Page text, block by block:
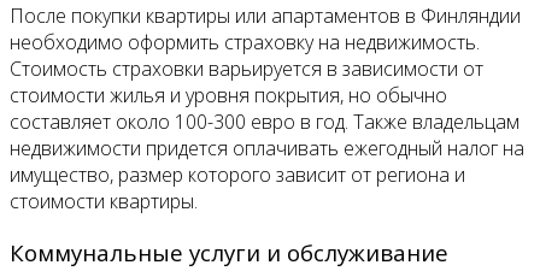
После покупки квартиры или апартаментов в Финляндии
необходимо оформить страховку на недвижимость.
Стоимость страховки варьируется в зависимости от
стоимости жилья и уровня покрытия, но обычно
составляет около 100-300 евро в год. Также владельцам
недвижимости придется оплачивать ежегодный налог на
имущество, размер которого зависит от региона и
стоимости квартиры.
Коммунальные услуги и обслуживание